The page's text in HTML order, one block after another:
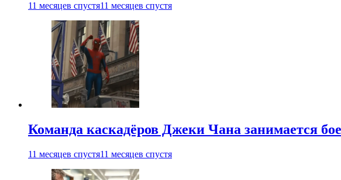
11 месяцев спустя11 месяцев спустя
Команда каскадёров Джеки Чана занимается
11 месяцев спустя11 месяцев спустя